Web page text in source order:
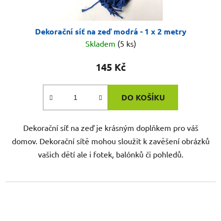
Dekorační síť na zeď modrá - 1 x 2 metry
Skladem (5 ks)
145 Kč
DO KOŠÍKU
Dekorační síť na zeď je krásným doplňkem pro váš
domov. Dekorační sítě mohou sloužit k zavěšení obrázků
vašich dětí ale i fotek, balónků či pohledů.